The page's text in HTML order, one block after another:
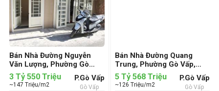
Bán Nhà Đường Nguyễn
Văn Lượng, Phường Gò
Vấp, Quận Gò Vấp (cũ)
3 Tỷ 550 Triệu
~147 Triệu/m2
P.Gò Vấp
Gò Vấp
Bán Nhà Đường Quang
Trung, Phường Gò Vấp,
Quận Gò Vấp (cũ)
5 Tỷ 568 Triệu
~126 Triệu/m2
P.Gò Vấp
Gò Vấp